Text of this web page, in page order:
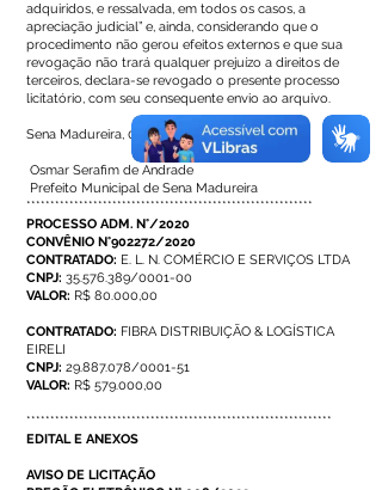
adquiridos, e ressalvada, em todos os casos, a
apreciação judicial” e, ainda, considerando que o
procedimento não gerou efeitos externos e que sua
revogação não trará qualquer prejuízo a direitos de
terceiros, declara-se revogado o presente processo
licitatório, com seu consequente envio ao arquivo.
Sena Madureira, 09 de maio de 2022.
Osmar Serafim de Andrade
Prefeito Municipal de Sena Madureira
************************************************************
PROCESSO ADM. N°/2020
CONVÊNIO N°902272/2020
CONTRATADO: E. L. N. COMÉRCIO E SERVIÇOS LTDA
CNPJ: 35.576.389/0001-00
VALOR: R$ 80.000,00
CONTRATADO: FIBRA DISTRIBUIÇÃO & LOGÍSTICA
EIRELI
CNPJ: 29.887.078/0001-51
VALOR: R$ 579.000,00
****************************************************************
EDITAL E ANEXOS
AVISO DE LICITAÇÃO